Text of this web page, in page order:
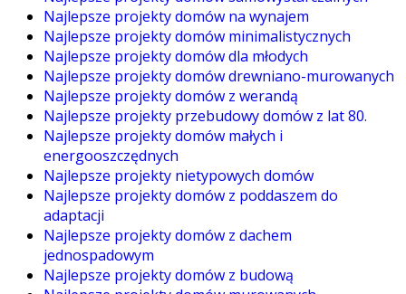
Najlepsze projekty domów na wynajem
Najlepsze projekty domów minimalistycznych
Najlepsze projekty domów dla młodych
Najlepsze projekty domów drewniano-murowanych
Najlepsze projekty domów z werandą
Najlepsze projekty przebudowy domów z lat 80.
Najlepsze projekty domów małych i
energooszczędnych
Najlepsze projekty nietypowych domów
Najlepsze projekty domów z poddaszem do
adaptacji
Najlepsze projekty domów z dachem
jednospadowym
Najlepsze projekty domów z budową